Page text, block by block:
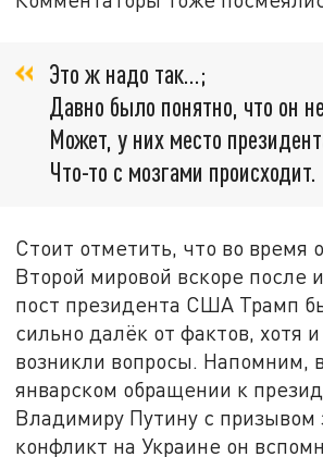
Это ж надо так...;
Давно было понятно, что он
Может, у них место
Что-то с мозгами происходит.
Стоит отметить, что во время
Второй мировой вскоре после
пост президента США Трамп
сильно далёк от фактов, хотя
возникли вопросы. Напомним,
январском обращении к
Владимиру Путину с призывом
конфликт на Украине он